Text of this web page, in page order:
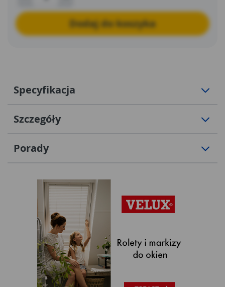
Dodaj do koszyka
Specyfikacja
Szczegóły
Porady